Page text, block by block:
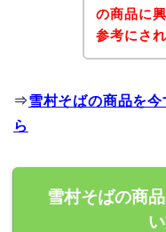
の商品に
参考にさ
⇒雪村そばの商品を
ら
雪村そばの商